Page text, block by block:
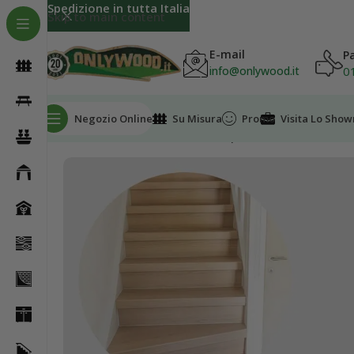
Skip to main content
E-mail
info@onlywood.it
Negozio Online Su Misura Promo Visita Lo
Home
Spedizione in tutta Italia